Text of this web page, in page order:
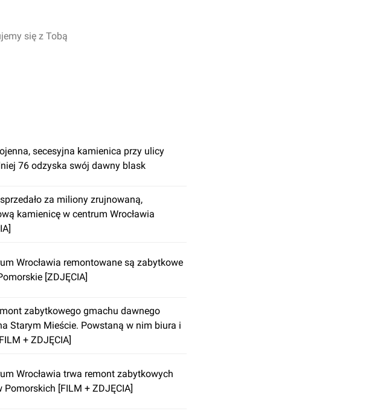
się z Tobą
secesyjna kamienica przy ulicy
76 odzyska swój dawny blask
za miliony zrujnowaną,
kamienicę w centrum Wrocławia
Wrocławia remontowane są zabytkowe
[ZDJĘCIA]
zabytkowego gmachu dawnego
Starym Mieście. Powstaną w nim biura i
+ ZDJĘCIA]
Wrocławia trwa remont zabytkowych
Pomorskich [FILM + ZDJĘCIA]